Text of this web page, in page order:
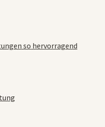
so hervorragend